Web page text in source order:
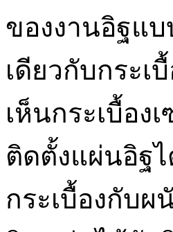
ของงานอิฐแบ
เดียวกับกระ
เห็นกระเบื้อ
ติดตั้งแผ่นอิฐ
กระเบื้องกับ